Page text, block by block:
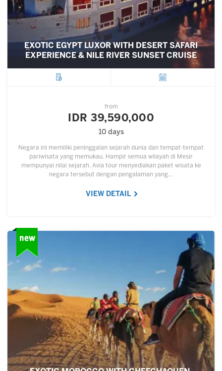
EXOTIC EGYPT LUXOR WITH DESERT SAFARI
EXPERIENCE & NILE RIVER SUNSET CRUISE
from
IDR 39,590,000
10 days
Negara ini memiliki peninggalan sejarah dunia dan tempat-tempat
pariwisata yang memukau. Hampir semua wilayah di Mesir
mempunyai nilai sejarah. Avia tour menyediakan paket wisata ke
negara tersebut dengan pengalaman yang…
VIEW DETAIL